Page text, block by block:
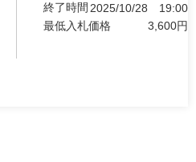
終了時間 2025/10/28
19:00
最低入札価格
3,600円